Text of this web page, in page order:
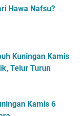
Hawa Nafsu?
Kuningan Kamis
Telur Turun
Kamis 6